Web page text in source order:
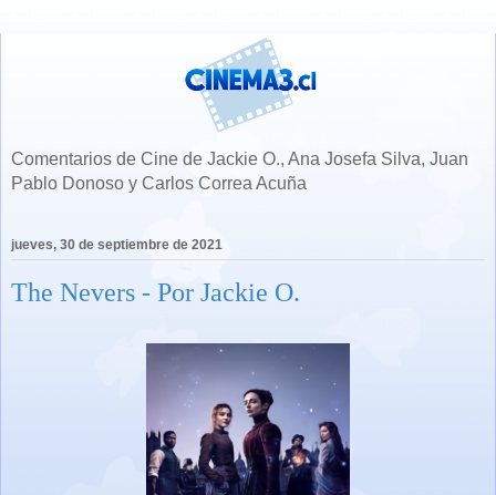
Comentarios de Cine de Jackie O., Ana Josefa Silva, Juan
Pablo Donoso y Carlos Correa Acuña
jueves, 30 de septiembre de 2021
The Nevers - Por Jackie O.